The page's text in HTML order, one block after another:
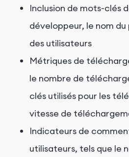
Inclusion de mots-clés
développeur, le nom
des utilisateurs
Métriques de
le nombre de
clés utilisés pour les
vitesse de
Indicateurs de
utilisateurs, tels que le